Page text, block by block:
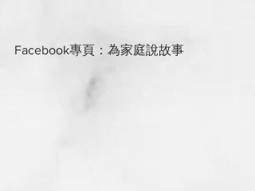
Facebook專頁：為家庭說故事